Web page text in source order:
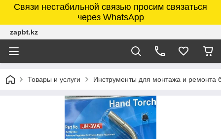
Связи нестабильной связью просим связаться
через WhatsApp
zapbt.kz
Товары и услуги Инструменты для монтажа и ремонта